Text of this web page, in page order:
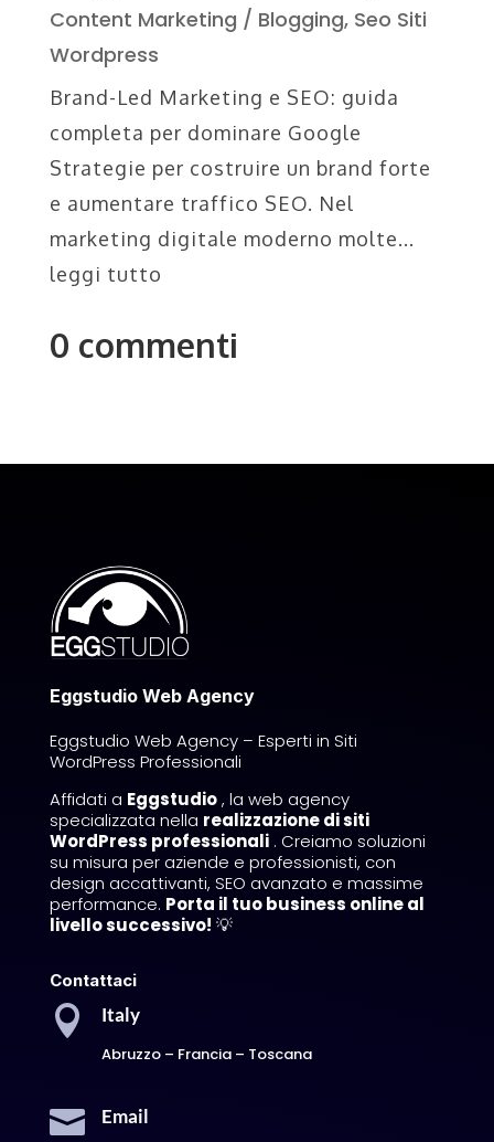
Content Marketing / Blogging, Seo Siti
Wordpress
Brand-Led Marketing e SEO: guida
completa per dominare Google
Strategie per costruire un brand forte
e aumentare traffico SEO. Nel
marketing digitale moderno molte...
leggi tutto
0 commenti
Eggstudio Web Agency
Eggstudio Web Agency – Esperti in Siti
WordPress Professionali
Affidati a Eggstudio, la web agency
specializzata nella realizzazione di siti
WordPress professionali. Creiamo soluzioni
su misura per aziende e professionisti, con
design accattivanti, SEO avanzato e massime
performance. Porta il tuo business online al
livello successivo! 💡
Contattaci
 Italy
Abruzzo – Francia – Toscana
 Email